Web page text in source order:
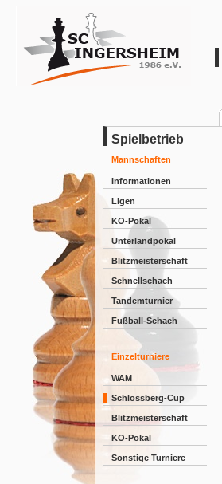
Spielbetrieb
Mannschaften
Informationen
Ligen
KO-Pokal
Unterlandpokal
Blitzmeisterschaft
Schnellschach
Tandemturnier
Fußball-Schach
Einzelturniere
WAM
Schlossberg-Cup
Blitzmeisterschaft
KO-Pokal
Sonstige Turniere